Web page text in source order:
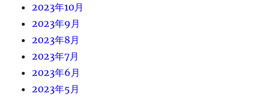
2023年10月
2023年9月
2023年8月
2023年7月
2023年6月
2023年5月